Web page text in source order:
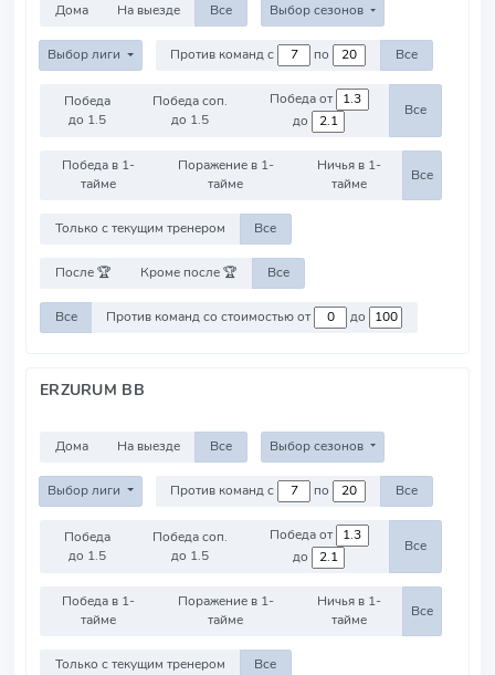
Дома На выезде Все Выбор сезонов
Выбор лиги Против команд с по Все
Победа
до 1.5
Победа соп.
до 1.5
Победа от
до
Все
Победа в 1-
тайме
Поражение в 1-
тайме
Ничья в 1-
тайме
Все
Только с текущим тренером Все
После 🏆 Кроме после 🏆 Все
Все Против команд со стоимостью от до
ERZURUM BB
Дома На выезде Все Выбор сезонов
Выбор лиги Против команд с по Все
Победа
до 1.5
Победа соп.
до 1.5
Победа от
до
Все
Победа в 1-
тайме
Поражение в 1-
тайме
Ничья в 1-
тайме
Все
Только с текущим тренером Все